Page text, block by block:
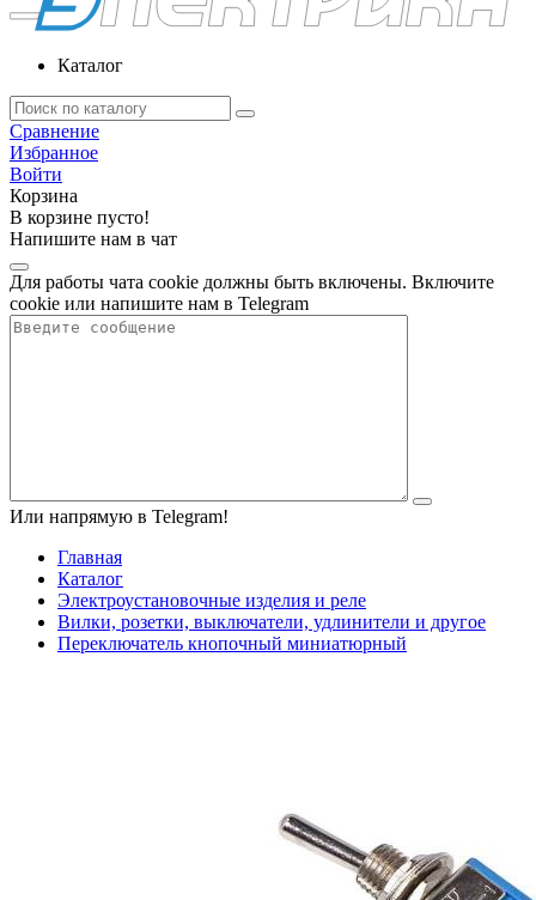
Каталог
Сравнение
Избранное
Войти
Корзина
В корзине пусто!
Напишите нам в чат
Для работы чата cookie должны быть включены. Включите
cookie или напишите нам в Telegram
Или напрямую в Telegram!
Главная
Каталог
Электроустановочные изделия и реле
Вилки, розетки, выключатели, удлинители и другое
Переключатель кнопочный миниатюрный